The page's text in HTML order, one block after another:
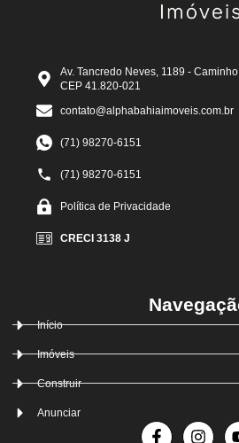
Av. Tancredo Neves, 1189 -
CEP 41.820-021
contato@alphabahiaimoveis.com.br
(71) 98270-6151
(71) 98270-6151
Política de Privacidade
CRECI 3138 J
Início
Imóveis
Construir
Anunciar